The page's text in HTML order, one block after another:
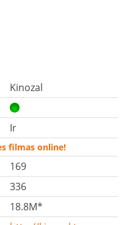
Kinozal
Ir
filmas online!
169
336
18.8M*